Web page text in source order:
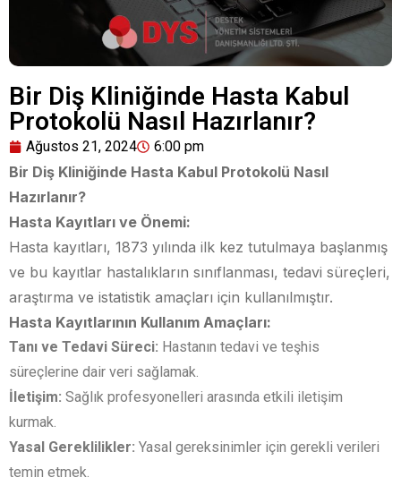
Bir Diş Kliniğinde Hasta Kabul
Protokolü Nasıl Hazırlanır?
Ağustos 21, 2024 6:00 pm
Bir Diş Kliniğinde Hasta Kabul Protokolü Nasıl
Hazırlanır?
Hasta Kayıtları ve Önemi:
Hasta kayıtları, 1873 yılında ilk kez tutulmaya başlanmış
ve bu kayıtlar hastalıkların sınıflanması, tedavi süreçleri,
araştırma ve istatistik amaçları için kullanılmıştır.
Hasta Kayıtlarının Kullanım Amaçları:
Tanı ve Tedavi Süreci: Hastanın tedavi ve teşhis
süreçlerine dair veri sağlamak.
İletişim: Sağlık profesyonelleri arasında etkili iletişim
kurmak.
Yasal Gereklilikler: Yasal gereksinimler için gerekli verileri
temin etmek.